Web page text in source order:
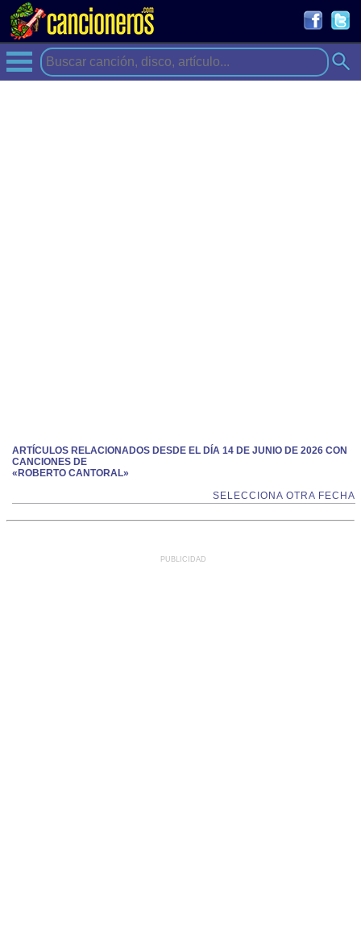
ARTÍCULOS RELACIONADOS DESDE EL DÍA 14 DE JUNIO DE 2026 CON
CANCIONES DE
«ROBERTO CANTORAL»
SELECCIONA OTRA FECHA
PUBLICIDAD